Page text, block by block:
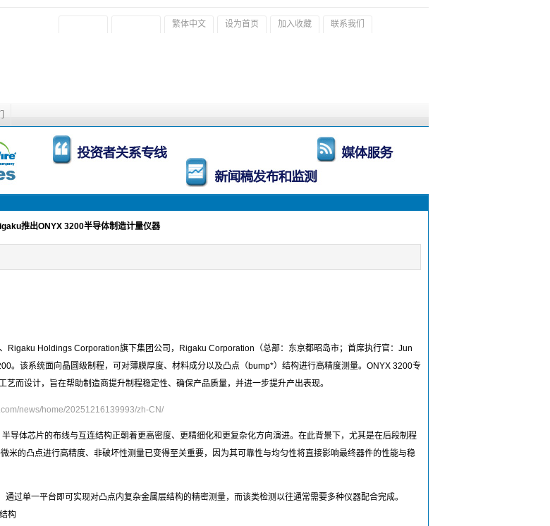
繁体中文 设为首页 加入收藏 联系我们
推出ONYX 3200半导体制造计量仪器
Rigaku Holdings Corporation旗下集团公司，Rigaku Corporation（总部：东京都昭岛市；首席执行官：Jun
。该系统面向晶圆级制程，可对薄膜厚度、材料成分以及凸点（bump*）结构进行高精度测量。ONYX 3200专
而设计，旨在帮助制造商提升制程稳定性、确保产品质量，并进一步提升产出表现。
news/home/20251216139993/zh-CN/
导体芯片的布线与互连结构正朝着更高密度、更精细化和更复杂化方向演进。在此背景下，尤其是在后段制程
米的凸点进行高精度、非破坏性测量已变得至关重要，因为其可靠性与均匀性将直接影响最终器件的性能与稳
过单一平台即可实现对凸点内复杂金属层结构的精密测量，而该类检测以往通常需要多种仪器配合完成。
构